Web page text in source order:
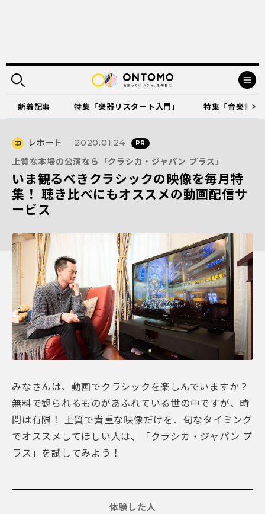
新着記事 特集「楽器リスタート入門」 特集「音楽祭
レポート
2020.01.24
上質な本場の公演なら「クラシカ・ジャパン プラス」
いま観るべきクラシックの映像を毎月特
集！ 聴き比べにもオススメの動画配信サ
ービス
みなさんは、動画でクラシックを楽しんでいますか？
無料で観られるものがあふれている世の中ですが、時
間は有限！ 上質で貴重な映像だけを、旬なタイミング
でオススメしてほしい人は、「クラシカ・ジャパン プ
ラス」を試してみよう！
体験した人